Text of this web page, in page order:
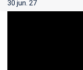
30 jun. 27